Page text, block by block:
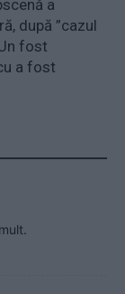
a
după ”cazul
fost
a fost